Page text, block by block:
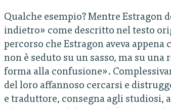
Qualche esempio? Mentre
indietro» come descritto nel testo
percorso che Estragon aveva
non è seduto su un sasso, ma su
forma alla confusione».
del loro affannoso cercarsi e
e traduttore, consegna agli studiosi,